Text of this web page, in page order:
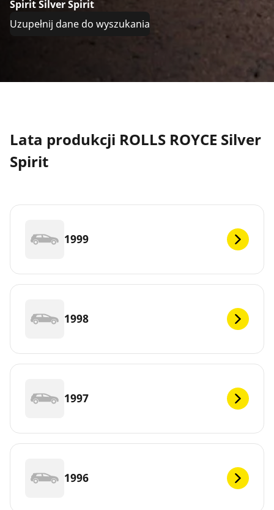
Spirit Silver Spirit
Uzupełnij dane do wyszukania
Lata produkcji ROLLS ROYCE Silver
Spirit
1999
1998
1997
1996